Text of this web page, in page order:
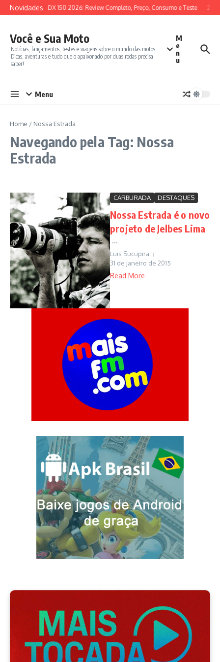
Ir para o conteúdo
NovidadesSYM ADX 150 2026: Review Completo, Preço, Consumo e Teste
Você e Sua Moto
Notícias, lançamentos, testes e viagens sobre o mundo das motos.
Dicas, aventuras e tudo que o apaixonado por duas rodas precisa
saber!
M
e
n
u
Menu
Home / Nossa Estrada
Navegando pela Tag: Nossa
Estrada
CARBURADA DESTAQUES
Nossa Estrada é o novo
projeto de Jelbes Lima
...
Luis Sucupira
31 de janeiro de 2015
Read More